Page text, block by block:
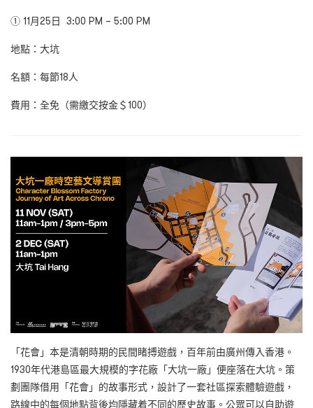
① 11月25日 3:00 PM – 5:00 PM
地點：大坑
名額：每節18人
費用：全免（需繳交按金＄100）
「花會」本是清朝時期的民間睹搏遊戲，百年前由廣州傳入香港。
1930年代港島區最大規模的字花廠「大坑一廠」便座落在大坑。策
劃團隊借用「花會」的故事形式，設計了一套社區探索體驗遊戲，
路線中的每個地點背後均隱藏着不同的歷史故事。公眾可以自助遊